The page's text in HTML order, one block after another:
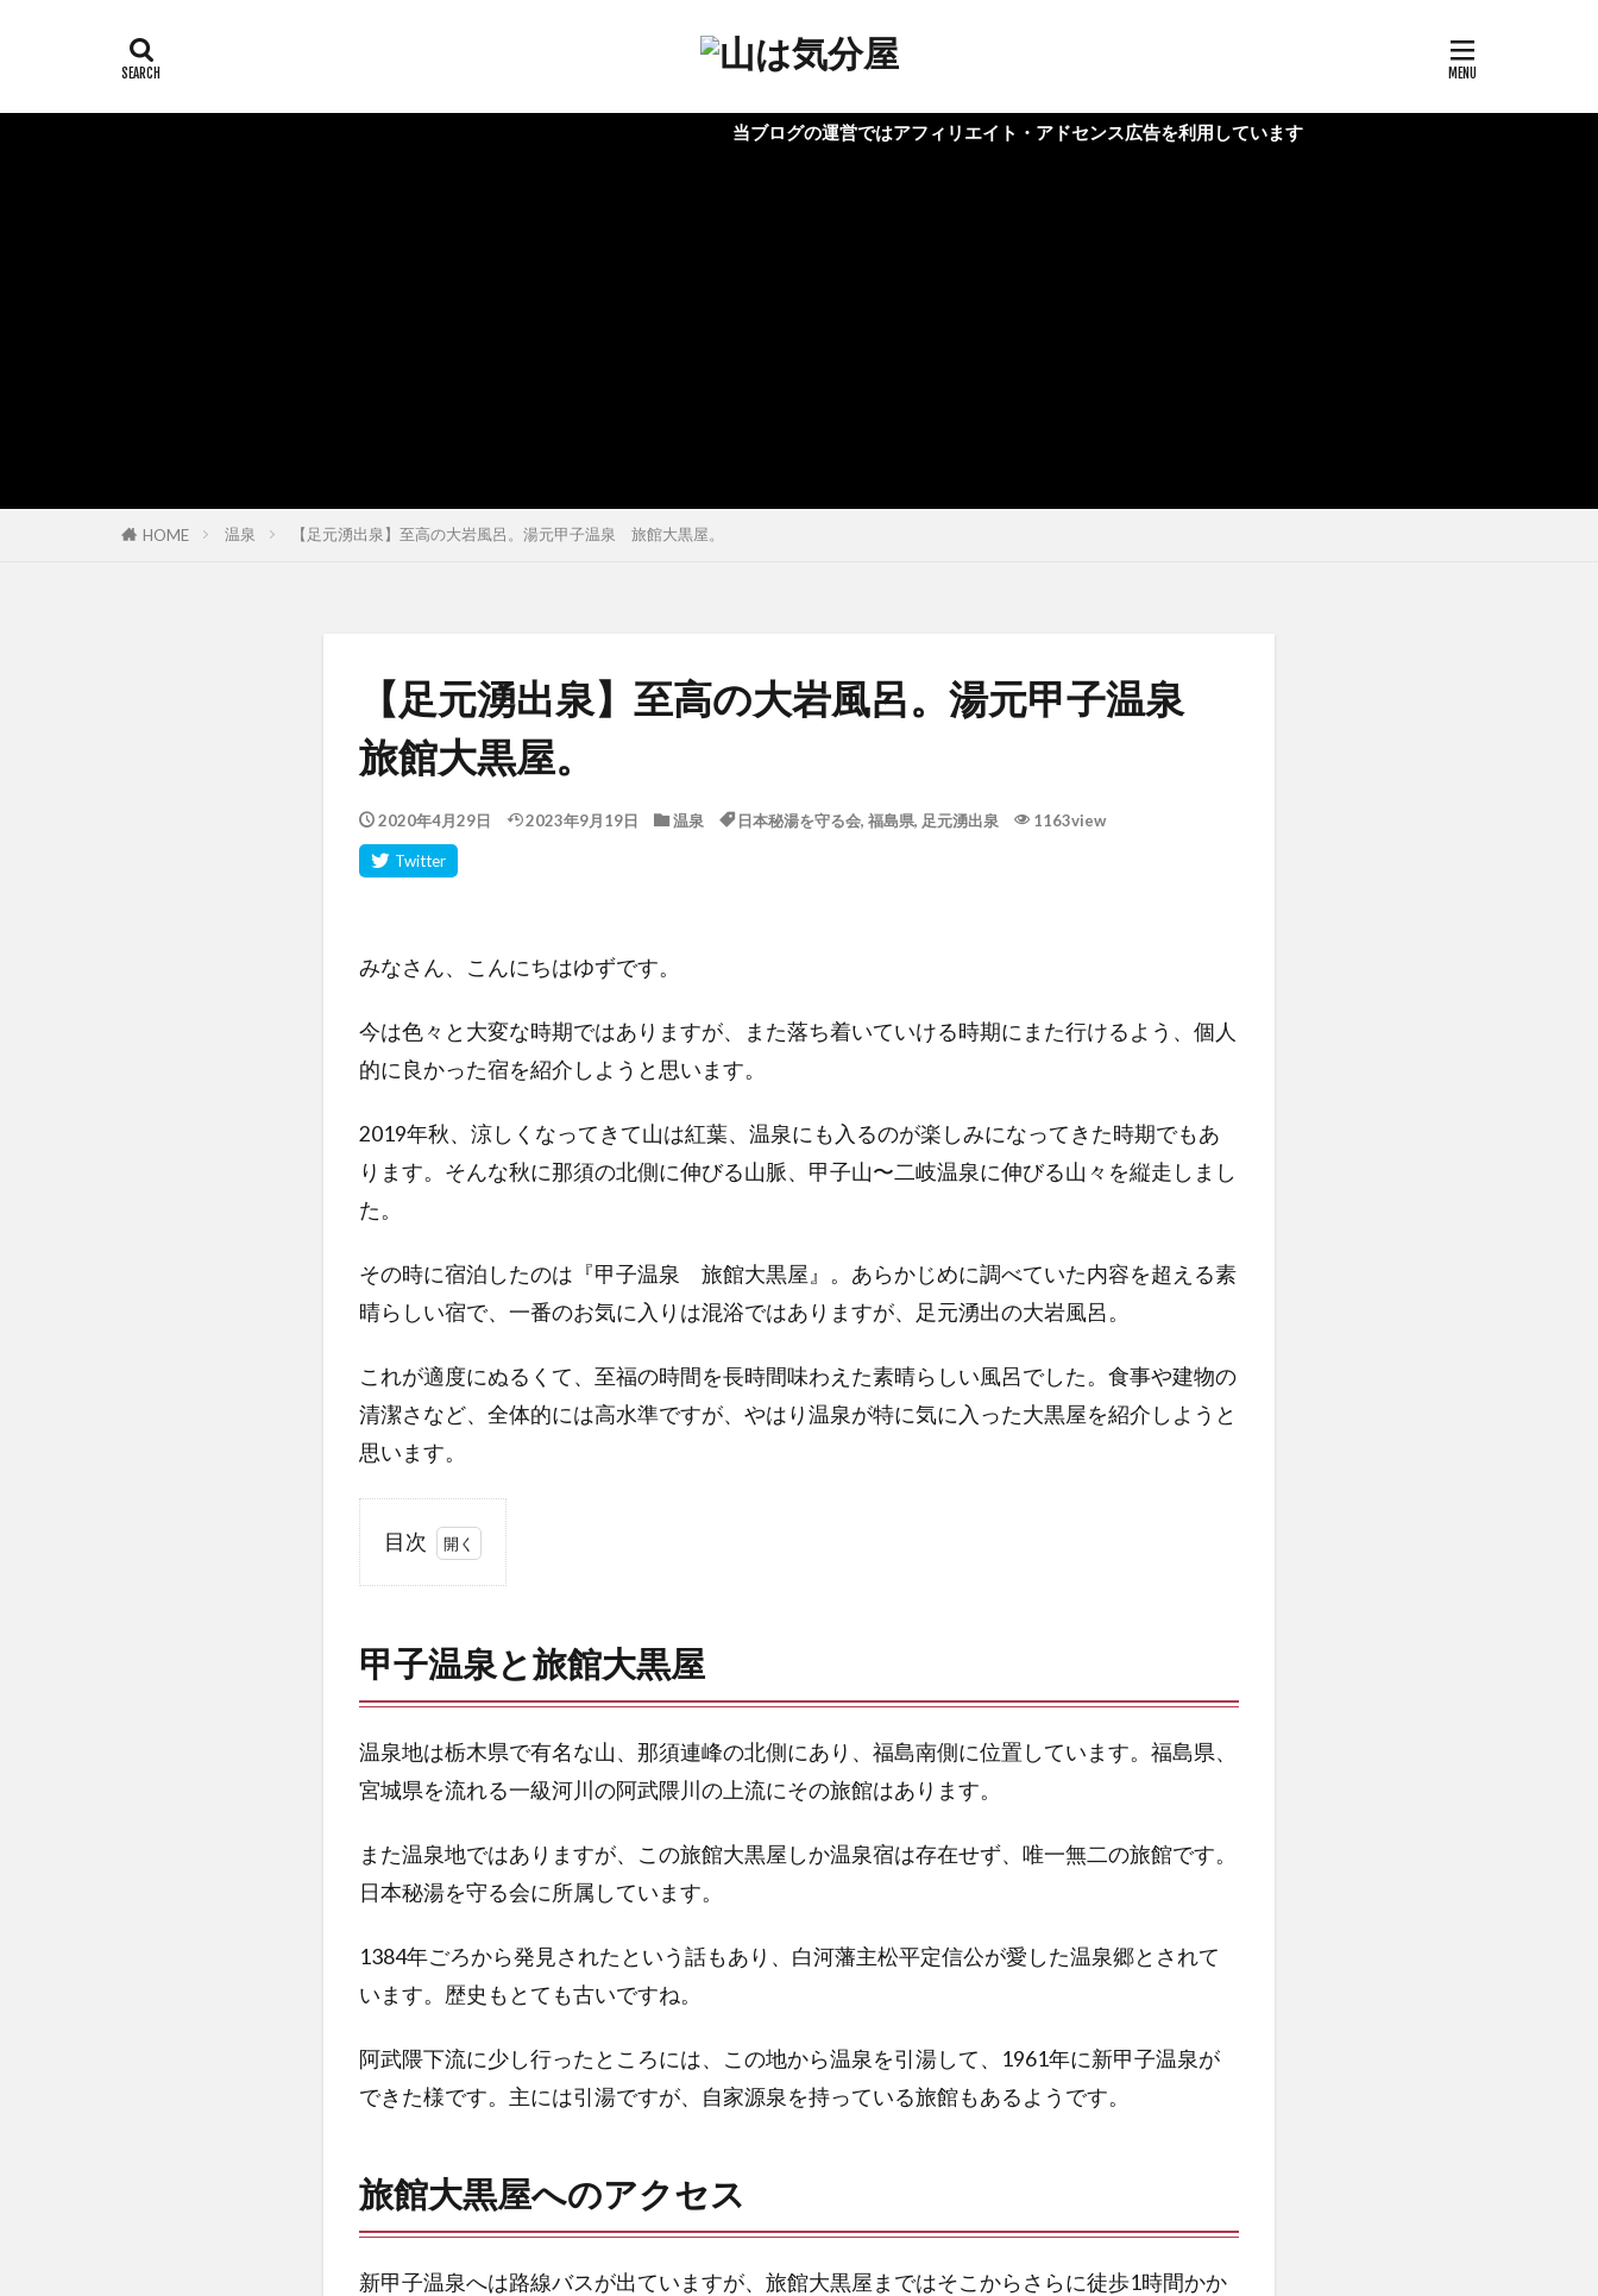
当ブログの運営ではアフィリエイト・アドセンス広告を利用しています
HOME 温泉 【足元湧出泉】至高の大岩風呂。湯元甲子温泉 旅館大黒屋。
【足元湧出泉】至高の大岩風呂。湯元甲子温泉
旅館大黒屋。
2020年4月29日 2023年9月19日 温泉 日本秘湯を守る会, 福島県, 足元湧出泉 1163view
みなさん、こんにちはゆずです。
今は色々と大変な時期ではありますが、また落ち着いていける時期にまた行けるよう、個人
的に良かった宿を紹介しようと思います。
2019年秋、涼しくなってきて山は紅葉、温泉にも入るのが楽しみになってきた時期でもあ
ります。そんな秋に那須の北側に伸びる山脈、甲子山〜二岐温泉に伸びる山々を縦走しまし
た。
その時に宿泊したのは『甲子温泉 旅館大黒屋』。あらかじめに調べていた内容を超える素
晴らしい宿で、一番のお気に入りは混浴ではありますが、足元湧出の大岩風呂。
これが適度にぬるくて、至福の時間を長時間味わえた素晴らしい風呂でした。食事や建物の
清潔さなど、全体的には高水準ですが、やはり温泉が特に気に入った大黒屋を紹介しようと
思います。
目次
温
旅
大
屋
2
館
大
黒
へ
の
セ
ス
旅
甲子温泉と旅館大黒屋
温泉地は栃木県で有名な山、那須連峰の北側にあり、福島南側に位置しています。福島県、
宮城県を流れる一級河川の阿武隈川の上流にその旅館はあります。
また温泉地ではありますが、この旅館大黒屋しか温泉宿は存在せず、唯一無二の旅館です。
日本秘湯を守る会に所属しています。
1384年ごろから発見されたという話もあり、白河藩主松平定信公が愛した温泉郷とされて
います。歴史もとても古いですね。
阿武隈下流に少し行ったところには、この地から温泉を引湯して、1961年に新甲子温泉が
できた様です。主には引湯ですが、自家源泉を持っている旅館もあるようです。
旅館大黒屋へのアクセス
新甲子温泉へは路線バスが出ていますが、旅館大黒屋まではそこからさらに徒歩1時間かか